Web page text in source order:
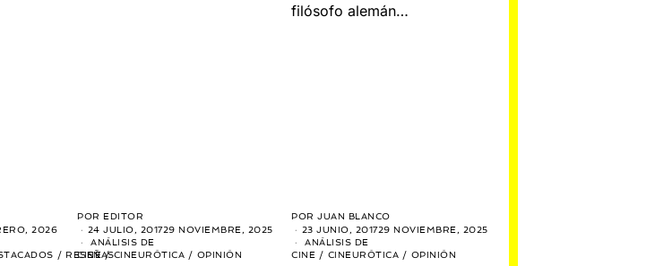
filósofo alemán…
2026
/ RESEÑAS
POR EDITOR
24 JULIO, 201729 NOVIEMBRE, 2025
ANÁLISIS DE
CINE / CINEURÓTICA / OPINIÓN
POR JUAN BLANCO
23 JUNIO, 201729 NOVIEMBRE, 2025
ANÁLISIS DE
CINE / CINEURÓTICA / OPINIÓN